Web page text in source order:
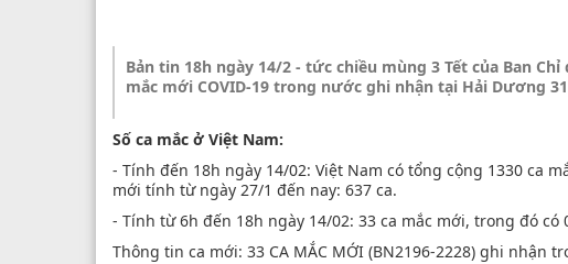
Bản tin 18h ngày 14/2 - tức chiều mùng 3 Tết của Ban
mắc mới COVID-19 trong nước ghi nhận tại Hải Dương
Số ca mắc ở Việt Nam:
- Tính đến 18h ngày 14/02: Việt Nam có tổng cộng 1330 ca
mới tính từ ngày 27/1 đến nay: 637 ca.
- Tính từ 6h đến 18h ngày 14/02: 33 ca mắc mới, trong đó có
Thông tin ca mới: 33 CA MẮC MỚI (BN2196-2228) ghi nhận